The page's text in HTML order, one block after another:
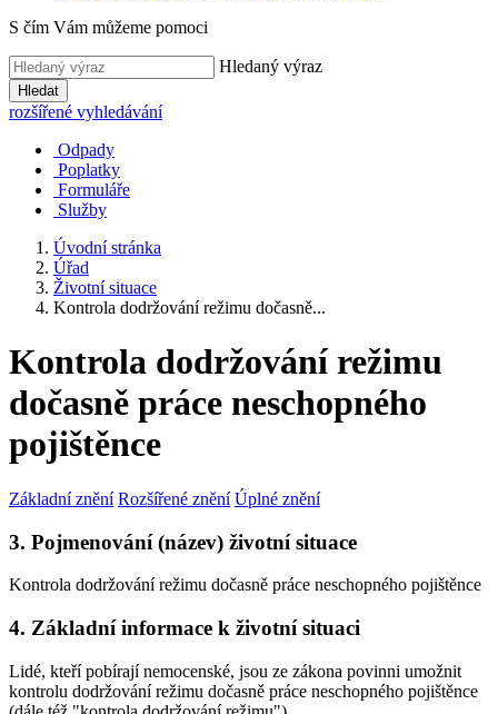
S čím Vám můžeme pomoci
Hledaný výraz
Hledat
rozšířené vyhledávání
Odpady
Poplatky
Formuláře
Služby
Úvodní stránka
Úřad
Životní situace
Kontrola dodržování režimu dočasně...
Kontrola dodržování režimu
dočasně práce neschopného
pojištěnce
Základní znění Rozšířené znění Úplné znění
3. Pojmenování (název) životní situace
Kontrola dodržování režimu dočasně práce neschopného pojištěnce
4. Základní informace k životní situaci
Lidé, kteří pobírají nemocenské, jsou ze zákona povinni umožnit
kontrolu dodržování režimu dočasně práce neschopného pojištěnce